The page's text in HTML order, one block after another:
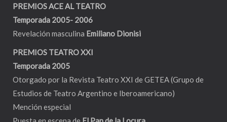
PREMIOS ACE AL TEATRO
Temporada 2005- 2006
Revelación masculina Emiliano Dionisi
PREMIOS TEATRO XXI
Temporada 2005
Otorgado por la Revista Teatro XXI de GETEA (Grupo de
Estudios de Teatro Argentino e Iberoamericano)
Mención especial